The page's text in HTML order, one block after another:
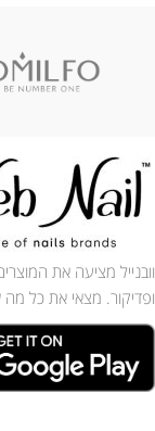
וובנייל מציעה את
ופדיקור. מצאי את כל מה